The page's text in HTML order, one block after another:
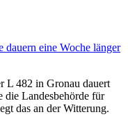
dauern eine Woche länger
L 482 in Gronau dauert
die Landesbehörde für
das an der Witterung.